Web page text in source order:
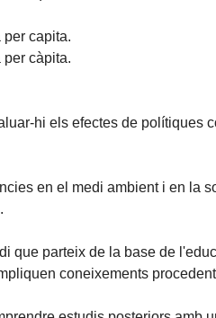
capita.
càpita.
hi els efectes de polítiques
en el medi ambient i en la
que parteix de la base de
coneixements